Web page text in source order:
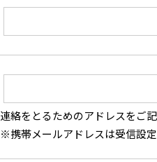
連絡をとるためのアドレスをご記
※携帯メールアドレスは受信設定